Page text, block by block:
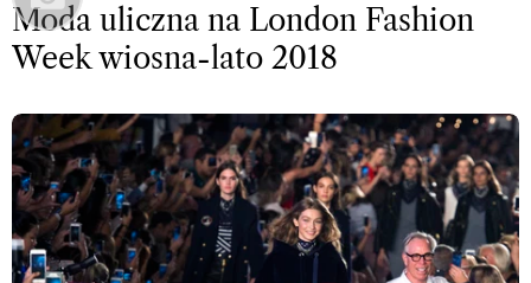
Moda uliczna na London Fashion
Week wiosna-lato 2018